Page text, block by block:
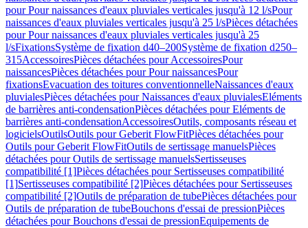
pour Pour naissances d'eaux pluviales verticales jusqu'à 12 l/sPour
naissances d'eaux pluviales verticales jusqu'à 25 l/sPièces détachées
pour Pour naissances d'eaux pluviales verticales jusqu'à 25
l/sFixationsSystème de fixation d40–200Système de fixation d250–
315AccessoiresPièces détachées pour AccessoiresPour
naissancesPièces détachées pour Pour naissancesPour
fixationsEvacuation des toitures conventionnelleNaissances d'eaux
pluvialesPièces détachées pour Naissances d'eaux pluvialesEléments
de barrières anti-condensationPièces détachées pour Eléments de
barrières anti-condensationAccessoiresOutils, composants réseau et
logicielsOutilsOutils pour Geberit FlowFitPièces détachées pour
Outils pour Geberit FlowFitOutils de sertissage manuelsPièces
détachées pour Outils de sertissage manuelsSertisseuses
compatibilité [1]Pièces détachées pour Sertisseuses compatibilité
[1]Sertisseuses compatibilité [2]Pièces détachées pour Sertisseuses
compatibilité [2]Outils de préparation de tubePièces détachées pour
Outils de préparation de tubeBouchons d'essai de pressionPièces
détachées pour Bouchons d'essai de pressionEquipements de